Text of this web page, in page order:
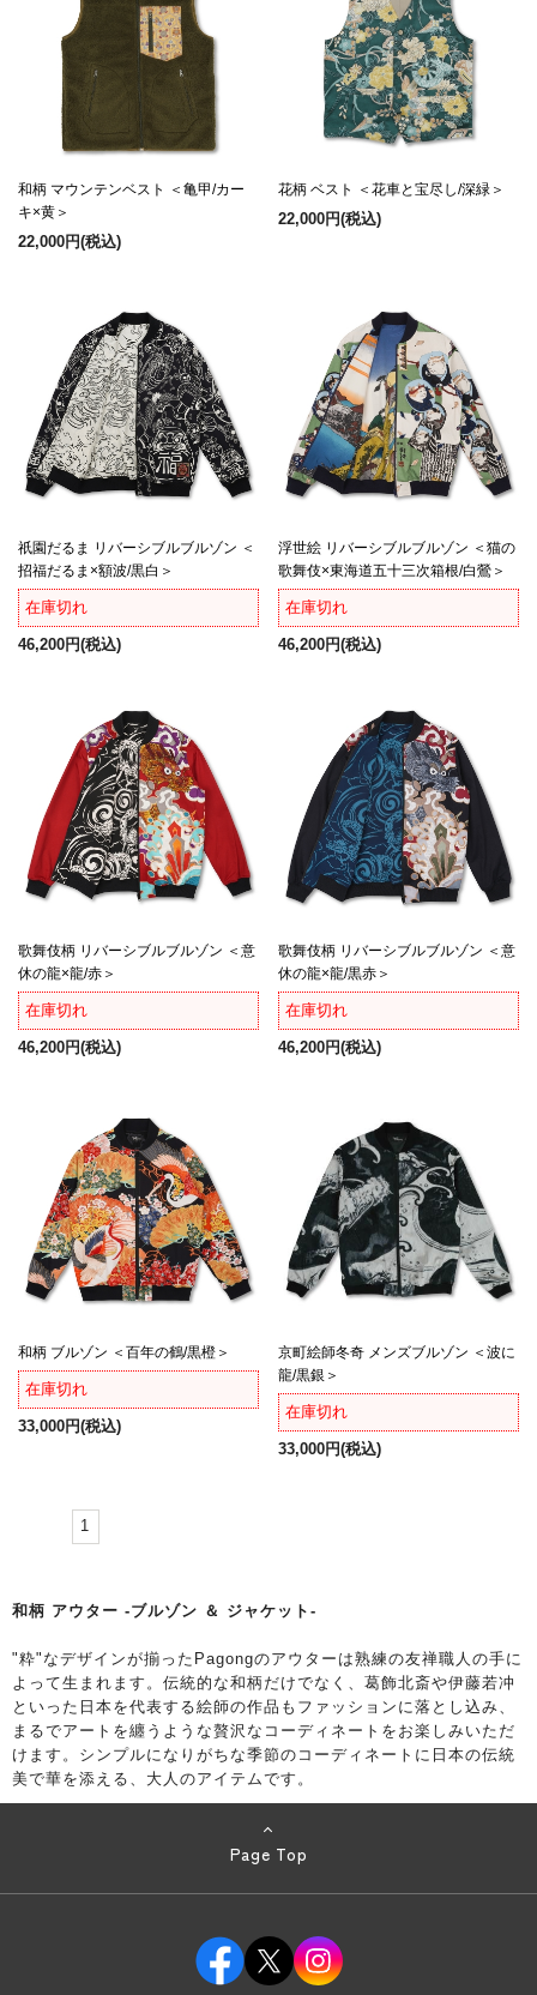
和柄 マウンテンベスト ＜亀甲/カー
キ×黄＞
22,000円(税込)
花柄 ベスト ＜花車と宝尽し/深緑＞
22,000円(税込)
祇園だるま リバーシブルブルゾン ＜
招福だるま×額波/黒白＞
在庫切れ
46,200円(税込)
浮世絵 リバーシブルブルゾン ＜猫の
歌舞伎×東海道五十三次箱根/白鶯＞
在庫切れ
46,200円(税込)
歌舞伎柄 リバーシブルブルゾン ＜意
休の龍×龍/赤＞
在庫切れ
46,200円(税込)
歌舞伎柄 リバーシブルブルゾン ＜意
休の龍×龍/黒赤＞
在庫切れ
46,200円(税込)
和柄 ブルゾン ＜百年の鶴/黒橙＞
在庫切れ
33,000円(税込)
京町絵師冬奇 メンズブルゾン ＜波に
龍/黒銀＞
在庫切れ
33,000円(税込)
1
和柄 アウター -ブルゾン ＆ ジャケット-
"粋"なデザインが揃ったPagongのアウターは熟練の友禅職人の手に
よって生まれます。伝統的な和柄だけでなく、葛飾北斎や伊藤若冲
といった日本を代表する絵師の作品もファッションに落とし込み、
まるでアートを纏うような贅沢なコーディネートをお楽しみいただ
けます。シンプルになりがちな季節のコーディネートに日本の伝統
美で華を添える、大人のアイテムです。
Page Top